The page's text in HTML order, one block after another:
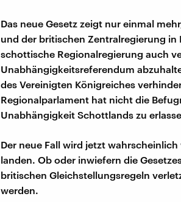
Das neue Gesetz zeigt nur einmal
und der britischen Zentralregierung
schottische Regionalregierung auch
Unabhängigkeitsreferendum
des Vereinigten Königreiches
Regionalparlament hat nicht die
Unabhängigkeit Schottlands zu
Der neue Fall wird jetzt
landen. Ob oder inwiefern die
britischen Gleichstellungsregeln
werden.